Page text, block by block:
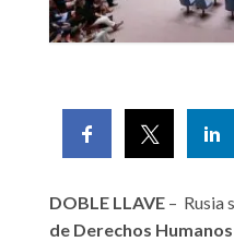
DOBLE LLAVE – Rusia
de Derechos